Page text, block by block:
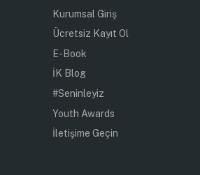
Kurumsal Giriş
Ücretsiz Kayıt Ol
E-Book
İK Blog
#Seninleyiz
Youth Awards
İletişime Geçin